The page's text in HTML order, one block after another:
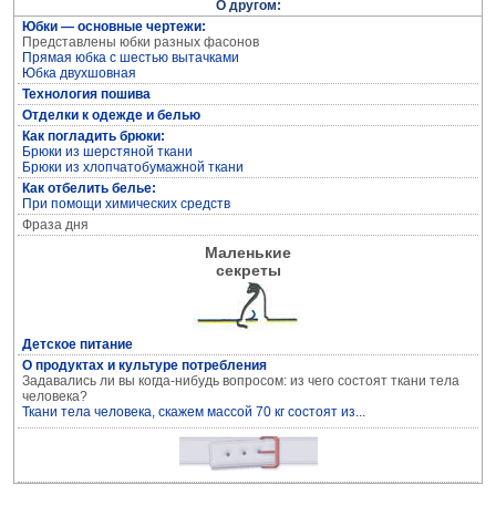
Кройка и пошив дома
Устранение дефектов одежды
О другом:
Юбки — основные чертежи:
Представлены юбки разных фасонов
Прямая юбка с шестью вытачками
Юбка двухшовная
Технология пошива
Отделки к одежде и белью
Как погладить брюки:
Брюки из шерстяной ткани
Брюки из хлопчатобумажной ткани
Как отбелить белье:
При помощи химических средств
Фраза дня
Маленькие
секреты
Детское питание
О продуктах и культуре потребления
Задавались ли вы когда-нибудь вопросом: из чего состоят ткани тела
человека?
Ткани тела человека, скажем массой 70 кг состоят из...